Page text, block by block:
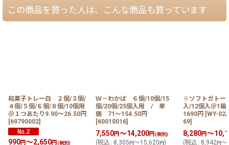
この商品を買った人は、こんな商品も買っています
和菓子トレー白 ２個/３個/
４個/５個/６個/８個/10個用
＠１つあたり9.90〜26.50円
[69790002]
990円～2,650円(税別)
Ｗ－わかば ６個/10個/15
個/20個/25個入用 / 単
価 71〜154.50円
[60010016]
7,550円～14,200円(税別)
(税込 : 8,305円～15,620円)
※ソフトガト
入/12個入＠1箱
1690円 [WY-
69]
8,280円～
(税込 : 8,942円～